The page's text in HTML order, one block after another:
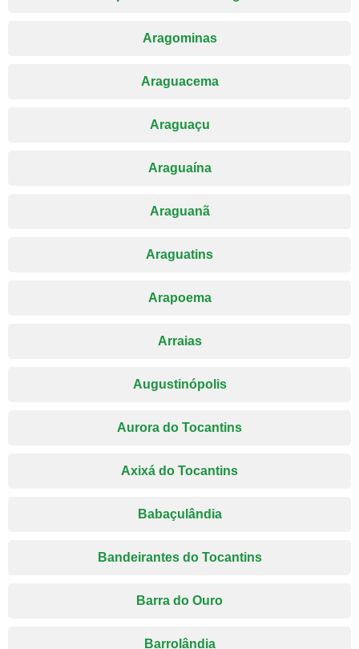
Aragominas
Araguacema
Araguaçu
Araguaína
Araguanã
Araguatins
Arapoema
Arraias
Augustinópolis
Aurora do Tocantins
Axixá do Tocantins
Babaçulândia
Bandeirantes do Tocantins
Barra do Ouro
Barrolândia